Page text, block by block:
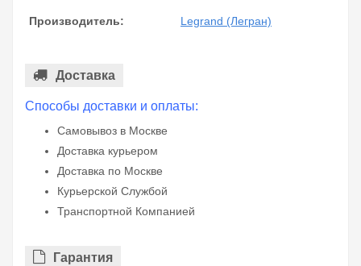
Производитель: Legrand (Легран)
Доставка
Способы доставки и оплаты:
Самовывоз в Москве
Доставка курьером
Доставка по Москве
Курьерской Службой
Транспортной Компанией
Гарантия